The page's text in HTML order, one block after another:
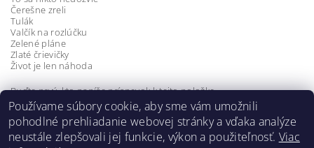
Čerešne zreli
Tulák
Valčík na rozlúčku
Zelené pláne
Zlaté črievičky
Život je len náhoda
Buďte prvý, kto napíše príspevok k tejto položke.
Pridať komentár
Používame súbory cookie, aby sme vám umožnili
pohodlné prehliadanie webovej stránky a vďaka analýze
neustále zlepšovali jej funkcie, výkon a použiteľnosť. Viac